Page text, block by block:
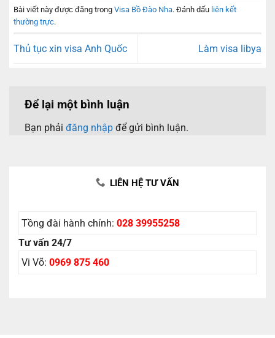
Bài viết này được đăng trong Visa Bồ Đào Nha. Đánh dấu liên kết
thường trực.
Thủ tục xin visa Anh Quốc Làm visa libya
Để lại một bình luận
Bạn phải đăng nhập để gửi bình luận.
LIÊN HỆ TƯ VẤN
Tồng đài hành chính: 028 39955258
Tư vấn 24/7
Vi Võ: 0969 875 460